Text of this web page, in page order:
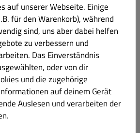
über Angebote auf dem Laufenden.
klicken, erklären Sie sich mit
und der
auf unserer Webseite. Einige
für den Warenkorb), während
sind, uns aber dabei helfen
zu verbessern und
Das Einverständnis
oder von dir
und die zugehörige
auf deinem Gerät
Auslesen und verarbeiten der